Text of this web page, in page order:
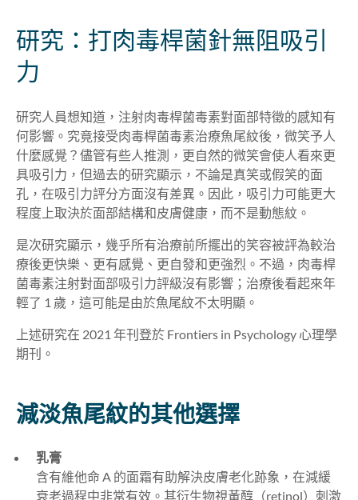
研究：打肉毒桿菌針無阻吸引
力
研究人員想知道，注射肉毒桿菌毒素對面部特徵的感知有
何影響。究竟接受肉毒桿菌毒素治療魚尾紋後，微笑予人
什麼感覺？儘管有些人推測，更自然的微笑會使人看來更
具吸引力，但過去的研究顯示，不論是真笑或假笑的面
孔，在吸引力評分方面沒有差異。因此，吸引力可能更大
程度上取決於面部結構和皮膚健康，而不是動態紋。
是次研究顯示，幾乎所有治療前所擺出的笑容被評為較治
療後更快樂、更有感覺、更自發和更強烈。不過，肉毒桿
菌毒素注射對面部吸引力評級沒有影響；治療後看起來年
輕了 1 歲，這可能是由於魚尾紋不太明顯。
上述研究在 2021 年刊登於 Frontiers in Psychology 心理學
期刊。
減淡魚尾紋的其他選擇
乳膏
含有維他命 A 的面霜有助解決皮膚老化跡象，在減緩
衰老過程中非常有效。其衍生物視黃醇（retinol）刺激